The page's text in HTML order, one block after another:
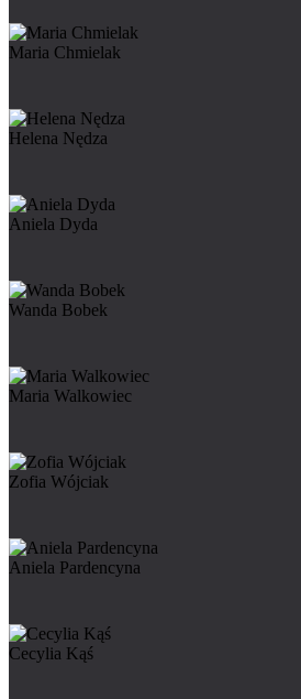
Maria Chmielak
Helena Nędza
Aniela Dyda
Wanda Bobek
Maria Walkowiec
Zofia Wójciak
Aniela Pardencyna
Cecylia Kąś